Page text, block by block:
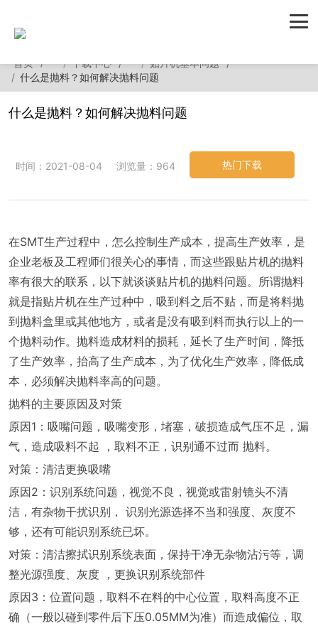
首页 下载中心
贴片机基本问题
什么是抛料？如何解决抛料问题
什么是抛料？如何解决抛料问题
时间：2021-08-04 浏览量：964 热门下载
在SMT生产过程中，怎么控制生产成本，提高生产效率，是
企业老板及工程师们很关心的事情，而这些跟贴片机的抛料
率有很大的联系，以下就谈谈贴片机的抛料问题。所谓抛料
就是指贴片机在生产过种中，吸到料之后不贴，而是将料抛
到抛料盒里或其他地方，或者是没有吸到料而执行以上的一
个抛料动作。抛料造成材料的损耗，延长了生产时间，降抵
了生产效率，抬高了生产成本，为了优化生产效率，降低成
本，必须解决抛料率高的问题。
抛料的主要原因及对策
原因1：吸嘴问题，吸嘴变形，堵塞，破损造成气压不足，漏
气，造成吸料不起 ，取料不正，识别通不过而 抛料。
对策：清洁更换吸嘴
原因2：识别系统问题，视觉不良，视觉或雷射镜头不清
洁，有杂物干扰识别， 识别光源选择不当和强度、灰度不
够，还有可能识别系统已坏。
对策：清洁擦拭识别系统表面，保持干净无杂物沾污等，调
整光源强度、灰度 ，更换识别系统部件
原因3：位置问题，取料不在料的中心位置，取料高度不正
确（一般以碰到零件后下压0.05MM为准）而造成偏位，取